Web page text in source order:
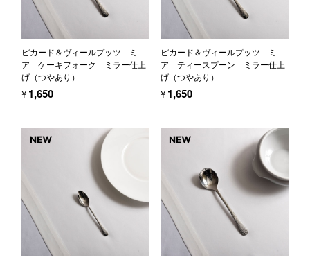
ピカード＆ヴィールプッツ ミ
ア ケーキフォーク ミラー仕上
げ（つやあり）
¥1,650
ピカード＆ヴィールプッツ ミ
ア ティースプーン ミラー仕上
げ（つやあり）
¥1,650